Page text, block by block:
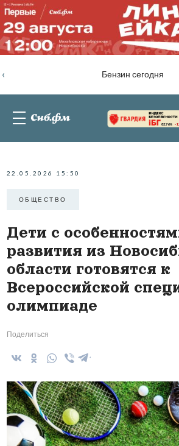
Бензин сегодня
‹
82.76% -
22.05.2026 15:50
ОБЩЕСТВО
Дети с
развития из
области готовятся к
Всероссийской
олимпиаде
Поделиться